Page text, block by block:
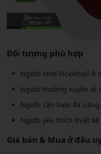
Đối tượng phù hợp
Người chơi Pickleball ở
Người thường xuyên di
Người cần balo đa
Người yêu thích thiết
Giá bán & Mua ở đâu